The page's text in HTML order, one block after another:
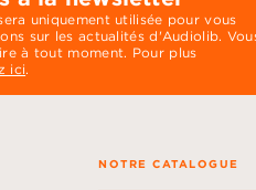
uniquement utilisée pour vous
sur les actualités d'Audiolib.
à tout moment. Pour plus
ici.
NOTRE CATALOGUE